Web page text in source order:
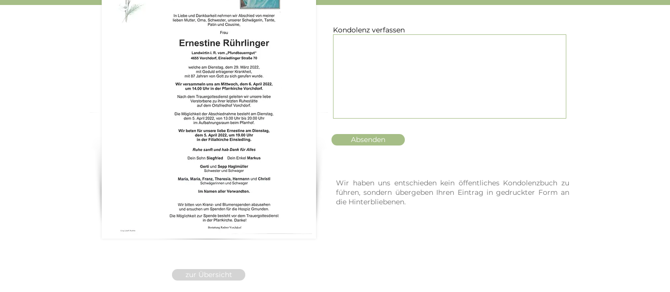
Kondolenz verfassen
Absenden
Wir haben uns entschieden kein öffentliches Kondolenzbuch zu
führen, sondern übergeben Ihren Eintrag in gedruckter Form an
die Hinterbliebenen.
zur Übersicht